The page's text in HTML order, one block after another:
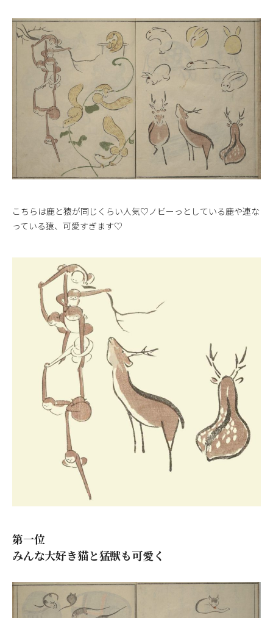
こちらは鹿と猿が同じくらい人気♡ノビーっとしている鹿や連な
っている猿、可愛すぎます♡
第一位
みんな大好き猫と猛獣も可愛く